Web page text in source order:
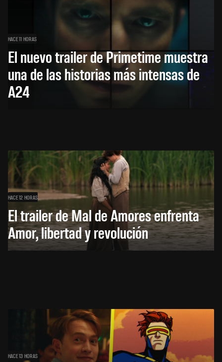
HACE 11 HORAS
El nuevo trailer de Primetime muestra
una de las historias más intensas de
A24
HACE 12 HORAS
El trailer de Mal de Amores enfrenta
Amor, libertad y revolución
HACE 13 HORAS